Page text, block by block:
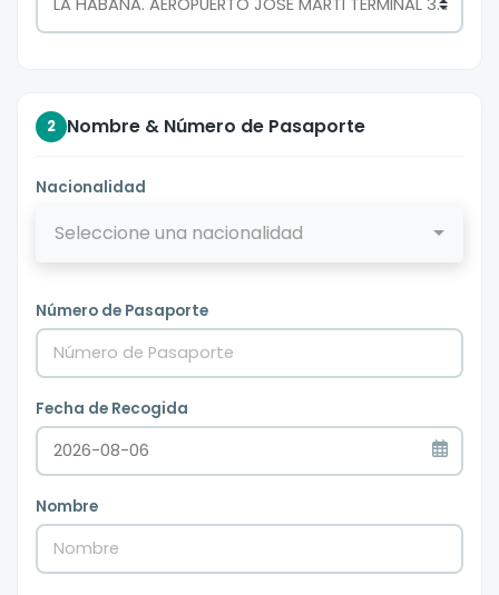
2 Nombre & Número de Pasaporte
Nacionalidad
Seleccione una nacionalidad
Número de Pasaporte
Fecha de Recogida
Nombre